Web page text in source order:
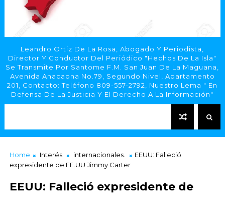
Leandro Ortiz De La Rosa, Abogado Y Periodista,
Director Y Conductor Del Periódico "Hechos De La Isla"
Se Transmite Por Santome F.M. San Juan De La Maguana,
Avenida Anacaona No.79, Segundo Nivel, Apartamento
201, Contacto: Teléfono 809-557-2792, Nuestro Lema " En
Defensa De La Justicia Y El Derecho A La Información"
Home Interés internacionales.
EEUU: Falleció
expresidente de EE.UU Jimmy Carter
EEUU: Falleció expresidente de